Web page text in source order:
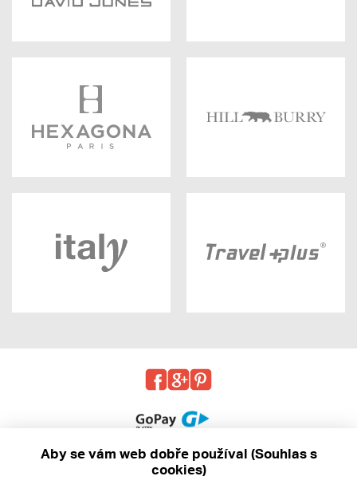
Aby se vám web dobře používal (Souhlas s
cookies)